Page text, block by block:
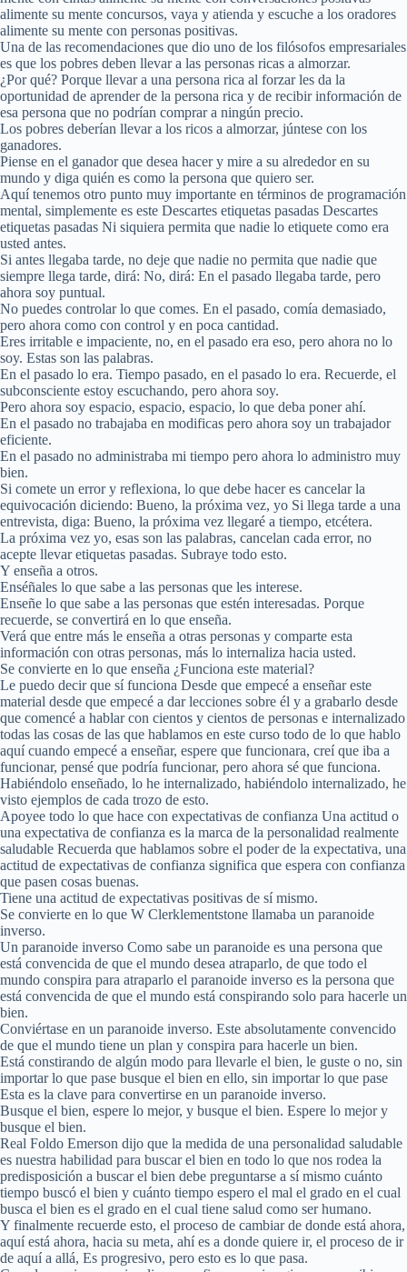
alimente su mente concursos, vaya y atienda y escuche a los oradores
alimente su mente con personas positivas.
Una de las recomendaciones que dio uno de los filósofos empresariales
es que los pobres deben llevar a las personas ricas a almorzar.
¿Por qué? Porque llevar a una persona rica al forzar les da la
oportunidad de aprender de la persona rica y de recibir información de
esa persona que no podrían comprar a ningún precio.
Los pobres deberían llevar a los ricos a almorzar, júntese con los
ganadores.
Piense en el ganador que desea hacer y mire a su alrededor en su
mundo y diga quién es como la persona que quiero ser.
Aquí tenemos otro punto muy importante en términos de programación
mental, simplemente es este Descartes etiquetas pasadas Descartes
etiquetas pasadas Ni siquiera permita que nadie lo etiquete como era
usted antes.
Si antes llegaba tarde, no deje que nadie no permita que nadie que
siempre llega tarde, dirá: No, dirá: En el pasado llegaba tarde, pero
ahora soy puntual.
No puedes controlar lo que comes. En el pasado, comía demasiado,
pero ahora como con control y en poca cantidad.
Eres irritable e impaciente, no, en el pasado era eso, pero ahora no lo
soy. Estas son las palabras.
En el pasado lo era. Tiempo pasado, en el pasado lo era. Recuerde, el
subconsciente estoy escuchando, pero ahora soy.
Pero ahora soy espacio, espacio, espacio, lo que deba poner ahí.
En el pasado no trabajaba en modificas pero ahora soy un trabajador
eficiente.
En el pasado no administraba mi tiempo pero ahora lo administro muy
bien.
Si comete un error y reflexiona, lo que debe hacer es cancelar la
equivocación diciendo: Bueno, la próxima vez, yo Si llega tarde a una
entrevista, diga: Bueno, la próxima vez llegaré a tiempo, etcétera.
La próxima vez yo, esas son las palabras, cancelan cada error, no
acepte llevar etiquetas pasadas. Subraye todo esto.
Y enseña a otros.
Enséñales lo que sabe a las personas que les interese.
Enseñe lo que sabe a las personas que estén interesadas. Porque
recuerde, se convertirá en lo que enseña.
Verá que entre más le enseña a otras personas y comparte esta
información con otras personas, más lo internaliza hacia usted.
Se convierte en lo que enseña ¿Funciona este material?
Le puedo decir que sí funciona Desde que empecé a enseñar este
material desde que empecé a dar lecciones sobre él y a grabarlo desde
que comencé a hablar con cientos y cientos de personas e internalizado
todas las cosas de las que hablamos en este curso todo de lo que hablo
aquí cuando empecé a enseñar, espere que funcionara, creí que iba a
funcionar, pensé que podría funcionar, pero ahora sé que funciona.
Habiéndolo enseñado, lo he internalizado, habiéndolo internalizado, he
visto ejemplos de cada trozo de esto.
Apoyee todo lo que hace con expectativas de confianza Una actitud o
una expectativa de confianza es la marca de la personalidad realmente
saludable Recuerda que hablamos sobre el poder de la expectativa, una
actitud de expectativas de confianza significa que espera con confianza
que pasen cosas buenas.
Tiene una actitud de expectativas positivas de sí mismo.
Se convierte en lo que W Clerklementstone llamaba un paranoide
inverso.
Un paranoide inverso Como sabe un paranoide es una persona que
está convencida de que el mundo desea atraparlo, de que todo el
mundo conspira para atraparlo el paranoide inverso es la persona que
está convencida de que el mundo está conspirando solo para hacerle un
bien.
Conviértase en un paranoide inverso. Este absolutamente convencido
de que el mundo tiene un plan y conspira para hacerle un bien.
Está constirando de algún modo para llevarle el bien, le guste o no, sin
importar lo que pase busque el bien en ello, sin importar lo que pase
Esta es la clave para convertirse en un paranoide inverso.
Busque el bien, espere lo mejor, y busque el bien. Espere lo mejor y
busque el bien.
Real Foldo Emerson dijo que la medida de una personalidad saludable
es nuestra habilidad para buscar el bien en todo lo que nos rodea la
predisposición a buscar el bien debe preguntarse a sí mismo cuánto
tiempo buscó el bien y cuánto tiempo espero el mal el grado en el cual
busca el bien es el grado en el cual tiene salud como ser humano.
Y finalmente recuerde esto, el proceso de cambiar de donde está ahora,
aquí está ahora, hacia su meta, ahí es a donde quiere ir, el proceso de ir
de aquí a allá, Es progresivo, pero esto es lo que pasa.